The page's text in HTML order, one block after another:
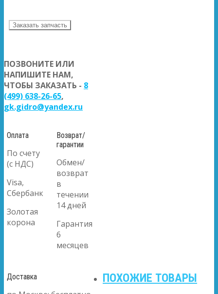
Заказать запчасть
ПОЗВОНИТЕ ИЛИ
НАПИШИТЕ НАМ,
ЧТОБЫ ЗАКАЗАТЬ - 8
(499) 638-26-65,
gk.gidro@yandex.ru
Оплата
По счету
(с НДС)
Visa,
Сбербанк
Золотая
корона
Возврат/
гарантии
Обмен/
возврат
в
течении
14 дней
Гарантия
6
месяцев
Доставка ПОХОЖИЕ ТОВАРЫ